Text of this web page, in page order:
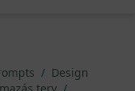
/ Design